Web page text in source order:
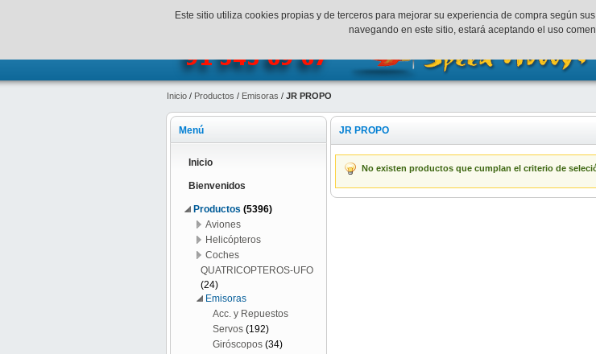
¡Bienvenidos a SpeedHobbys! Mi cuenta Finalizar Compra Acceder
Inicio / Productos / Emisoras / JR PROPO
JR PROPO
No existen productos que cumplan el criterio de
Menú
Inicio
Bienvenidos
Productos (5396)
Aviones
Helicópteros
Coches
QUATRICOPTEROS-UFO
(24)
Emisoras
Acc. y Repuestos
Servos (192)
Giróscopos (34)
Este sitio utiliza cookies propias y de terceros para mejorar su experiencia de compra según
navegando en este sitio, estará aceptando el uso